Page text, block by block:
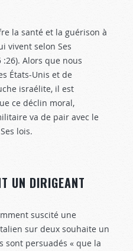
la santé et la guérison à
vivent selon Ses
:26). Alors que nous
États-Unis et de
israélite, il est
ce déclin moral,
va de pair avec le
lois.
UN DIRIGEANT
suscité une
sur deux souhaite un
sont persuadés « que la